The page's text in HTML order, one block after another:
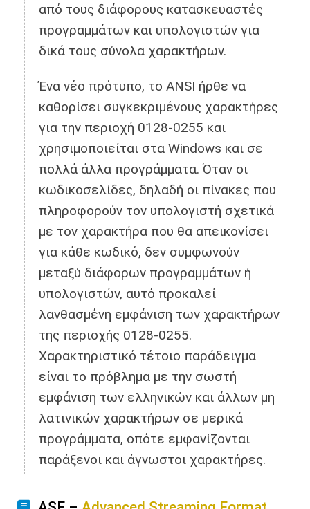
από τους διάφορους κατασκευαστές
προγραμμάτων και υπολογιστών για
δικά τους σύνολα χαρακτήρων.
Ένα νέο πρότυπο, το ANSI ήρθε να
καθορίσει συγκεκριμένους χαρακτήρες
για την περιοχή 0128-0255 και
χρησιμοποιείται στα Windows και σε
πολλά άλλα προγράμματα. Όταν οι
κωδικοσελίδες, δηλαδή οι πίνακες που
πληροφορούν τον υπολογιστή σχετικά
με τον χαρακτήρα που θα απεικονίσει
για κάθε κωδικό, δεν συμφωνούν
μεταξύ διάφορων προγραμμάτων ή
υπολογιστών, αυτό προκαλεί
λανθασμένη εμφάνιση των χαρακτήρων
της περιοχής 0128-0255.
Χαρακτηριστικό τέτοιο παράδειγμα
είναι το πρόβλημα με την σωστή
εμφάνιση των ελληνικών και άλλων μη
λατινικών χαρακτήρων σε μερικά
προγράμματα, οπότε εμφανίζονται
παράξενοι και άγνωστοι χαρακτήρες.